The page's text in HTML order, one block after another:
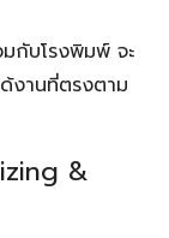
มกับโรงพิมพ์ จะ
งานที่ตรงตาม
&